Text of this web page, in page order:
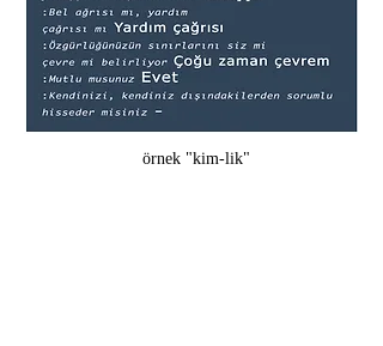
örnek "kim-lik"